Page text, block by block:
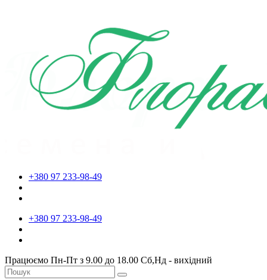
+380 97 233-98-49
+380 97 233-98-49
Працюємо Пн-Пт з 9.00 до 18.00 Сб,Нд - вихідний